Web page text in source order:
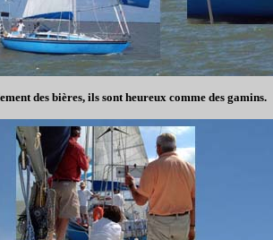
des bières, ils sont heureux comme des gamins.